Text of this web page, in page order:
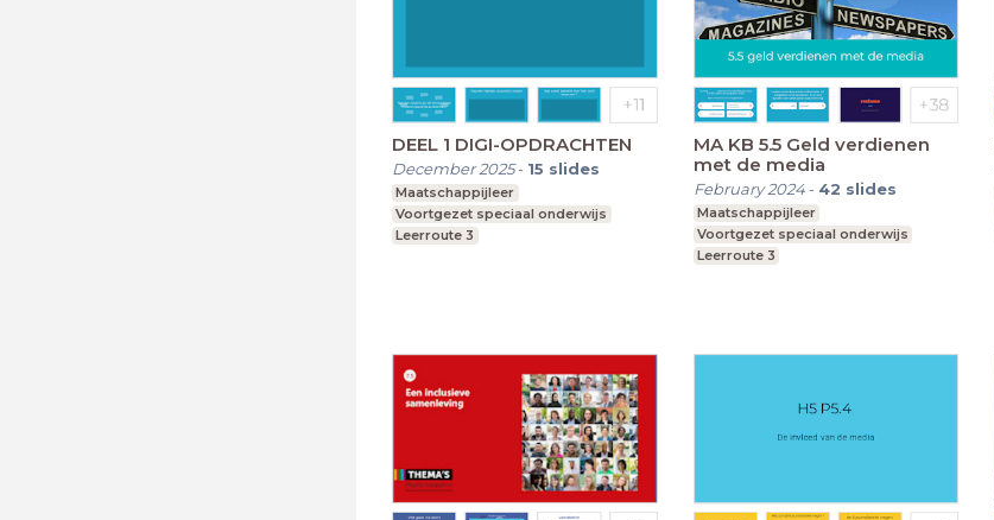
DEEL 1 DIGI-OPDRACHTEN
December 2025- 15 slides
Maatschappijleer
Voortgezet speciaal onderwijs
Leerroute 3
MA KB 5.5 Geld verdienen
met de media
February 2024- 42 slides
Maatschappijleer
Voortgezet speciaal onderwijs
Leerroute 3